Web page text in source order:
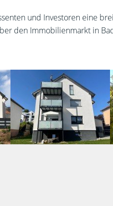
und Investoren eine
den Immobilienmarkt in